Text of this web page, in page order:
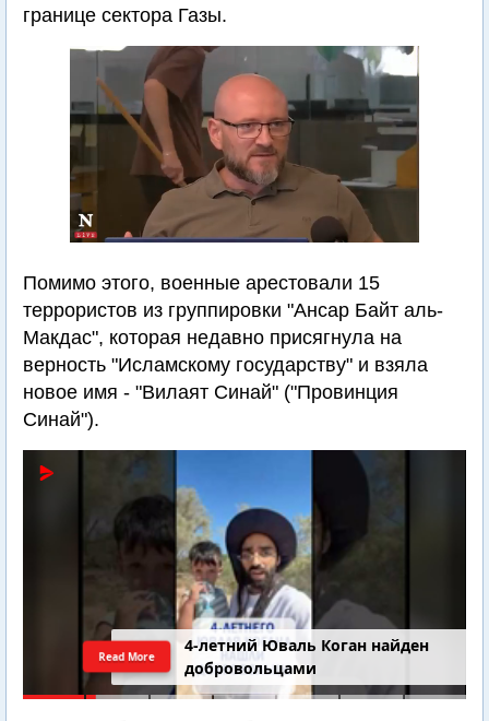
границе сектора Газы.
Помимо этого, военные арестовали 15
террористов из группировки "Ансар Байт аль-
Макдас", которая недавно присягнула на
верность "Исламскому государству" и взяла
новое имя - "Вилаят Синай" ("Провинция
Синай").
4-летний Юваль Коган найден
добровольцами
Read More